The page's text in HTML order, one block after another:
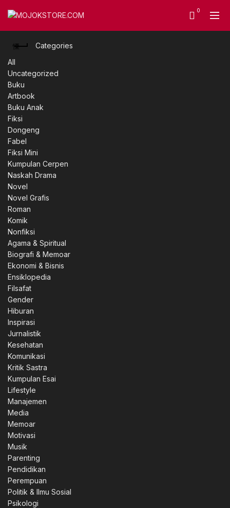
0
Categories
All
Uncategorized
Buku
Artbook
Buku Anak
Fiksi
Dongeng
Fabel
Fiksi Mini
Kumpulan Cerpen
Naskah Drama
Novel
Novel Grafis
Roman
Komik
Nonfiksi
Agama & Spiritual
Biografi & Memoar
Ekonomi & Bisnis
Ensiklopedia
Filsafat
Gender
Hiburan
Inspirasi
Jurnalistik
Kesehatan
Komunikasi
Kritik Sastra
Kumpulan Esai
Lifestyle
Manajemen
Media
Memoar
Motivasi
Musik
Parenting
Pendidikan
Perempuan
Politik & Ilmu Sosial
Psikologi